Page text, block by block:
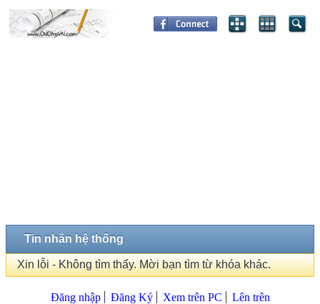
Tin nhắn hệ thống
Xin lỗi - Không tìm thấy. Mời bạn tìm từ khóa khác.
Đăng nhập Đăng Ký Xem trên PC Lên trên